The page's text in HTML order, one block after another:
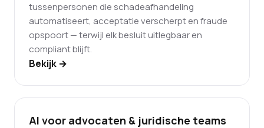
tussenpersonen die schadeafhandeling
automatiseert, acceptatie verscherpt en fraude
opspoort — terwijl elk besluit uitlegbaar en
compliant blijft.
Bekijk →
AI voor advocaten & juridische teams